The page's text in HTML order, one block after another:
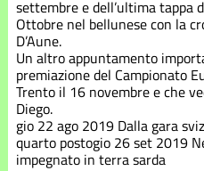
settembre e dell’ultima tappa
Ottobre nel bellunese con la
D’Aune.
Un altro appuntamento
premiazione del Campionato
Trento il 16 novembre e che
Diego.
gio 22 ago 2019 Dalla gara
quarto postogio 26 set 2019
impegnato in terra sarda
Stagione
2026